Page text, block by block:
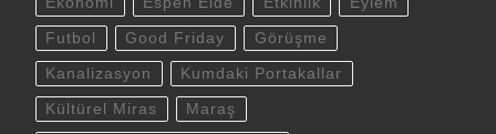
Futbol Good Friday Görüşme
Kanalizasyon Kumdaki Portakallar
Kültürel Miras Maraş